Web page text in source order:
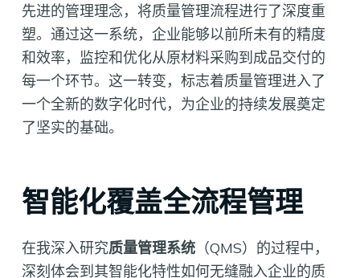
先进的管理理念，将质量管理流程进行了深度重
塑。通过这一系统，企业能够以前所未有的精度
和效率，监控和优化从原材料采购到成品交付的
每一个环节。这一转变，标志着质量管理进入了
一个全新的数字化时代，为企业的持续发展奠定
了坚实的基础。
智能化覆盖全流程管理
在我深入研究质量管理系统（QMS）的过程中，
深刻体会到其智能化特性如何无缝融入企业的质